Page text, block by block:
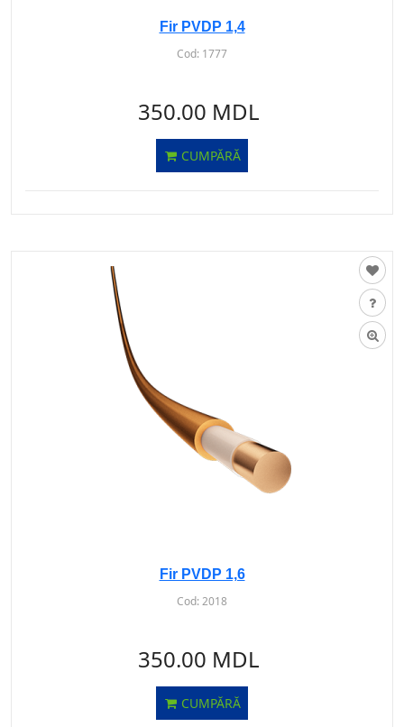
Fir PVDP 1,4
Cod: 1777
350.00 MDL
CUMPĂRĂ
Fir PVDP 1,6
Cod:2018
350.00 MDL
CUMPĂRĂ